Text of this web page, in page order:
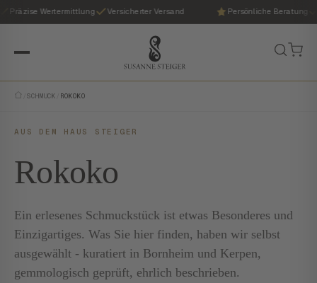
Präzise Wertermittlung Versicherter Versand Persönliche Beratung
SCHMUCK ROKOKO
AUS DEM HAUS STEIGER
Rokoko
Ein erlesenes Schmuckstück ist etwas Besonderes und
Einzigartiges. Was Sie hier finden, haben wir selbst
ausgewählt - kuratiert in Bornheim und Kerpen,
gemmologisch geprüft, ehrlich beschrieben.